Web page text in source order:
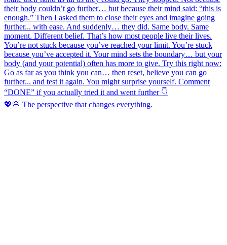
💖🌸 The perspective that changes everything.